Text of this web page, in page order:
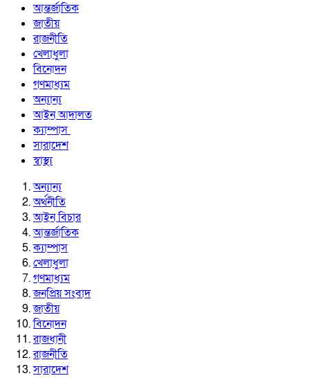
আন্তর্জাতিক
জাতীয়
রাজনীতি
খেলাধুলা
বিনোদন
গণমাধ্যম
অন্যান্য
আইন আদালত
ক্যাম্পাস
সারাদেশ
স্বাস্থ্য
অন্যান্য
অর্থনীতি
আইন বিচার
আন্তর্জাতিক
ক্যাম্পাস
খেলাধুলা
গণমাধ্যম
জনপ্রিয় সংবাদ
জাতীয়
বিনোদন
রাজধানী
রাজনীতি
সারাদেশ